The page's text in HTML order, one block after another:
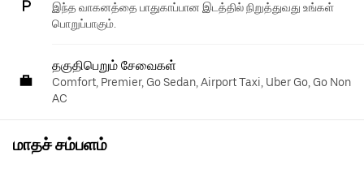
இந்த வாகனத்தை பாதுகாப்பான இடத்தில் நிறுத்துவது உங்கள்
பொறுப்பாகும்.
தகுதிபெறும் சேவைகள்
Comfort, Premier, Go Sedan, Airport Taxi, Uber Go, Go Non
AC
மாதச் சம்பளம்